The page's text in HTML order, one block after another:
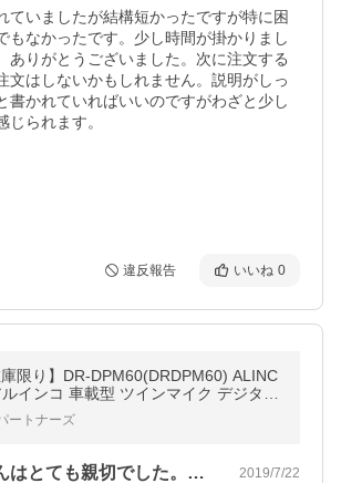
ていましたが結構短かったですが特に困
もなかったです。少し時間が掛かりまし
ありがとうございました。次に注文する
文はしないかもしれません。説明がしっ
書かれていればいいのですがわざと少し
じられます。
違反報告 いいね 0
庫限り】DR-DPM60(DRDPM60) ALINC
インコ 車載型 ツインマイク デジタル
無線 他社製と通話可能
ートナーズ
ここの店主さんはとても親切でした。親切… 2019/7/22